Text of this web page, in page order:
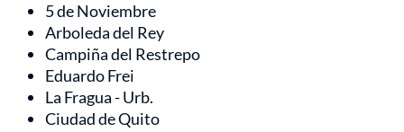
5 de Noviembre
Arboleda del Rey
Campiña del Restrepo
Eduardo Frei
La Fragua - Urb.
Ciudad de Quito